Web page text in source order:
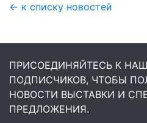
← к списку новостей
ПРИСОЕДИНЯЙТЕСЬ К
ПОДПИСЧИКОВ, ЧТОБЫ
НОВОСТИ ВЫСТАВКИ И
ПРЕДЛОЖЕНИЯ.